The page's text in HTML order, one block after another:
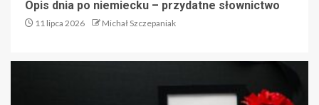
Opis dnia po niemiecku – przydatne słownictwo
11 lipca 2026 Michał Szczepaniak